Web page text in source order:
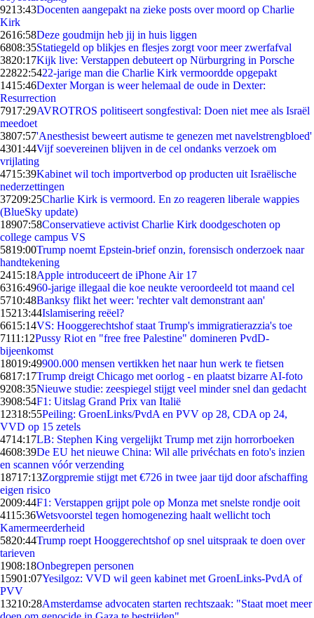
9213:43Docenten aangepakt na zieke posts over moord op Charlie
Kirk
2616:58Deze goudmijn heb jij in huis liggen
6808:35Statiegeld op blikjes en flesjes zorgt voor meer zwerfafval
3820:17Kijk live: Verstappen debuteert op Nürburgring in Porsche
22822:5422-jarige man die Charlie Kirk vermoordde opgepakt
1415:46Dexter Morgan is weer helemaal de oude in Dexter:
Resurrection
7917:29AVROTROS politiseert songfestival: Doen niet mee als Israël
meedoet
3807:57'Anesthesist beweert autisme te genezen met navelstrengbloed'
4301:44Vijf soevereinen blijven in de cel ondanks verzoek om
vrijlating
4715:39Kabinet wil toch importverbod op producten uit Israëlische
nederzettingen
37209:25Charlie Kirk is vermoord. En zo reageren liberale wappies
(BlueSky update)
18907:58Conservatieve activist Charlie Kirk doodgeschoten op
college campus VS
5819:00Trump noemt Epstein-brief onzin, forensisch onderzoek naar
handtekening
2415:18Apple introduceert de iPhone Air 17
6316:4960-jarige illegaal die koe neukte veroordeeld tot maand cel
5710:48Banksy flikt het weer: 'rechter valt demonstrant aan'
15213:44Islamisering reëel?
6615:14VS: Hooggerechtshof staat Trump's immigratierazzia's toe
7111:12Pussy Riot en "free free Palestine" domineren PvdD-
bijeenkomst
18019:49900.000 mensen vertikken het naar hun werk te fietsen
6817:17Trump dreigt Chicago met oorlog - en plaatst bizarre AI-foto
9208:35Nieuwe studie: zeespiegel stijgt veel minder snel dan gedacht
3908:54F1: Uitslag Grand Prix van Italië
12318:55Peiling: GroenLinks/PvdA en PVV op 28, CDA op 24,
VVD op 15 zetels
4714:17LB: Stephen King vergelijkt Trump met zijn horrorboeken
4608:39De EU het nieuwe China: Wil alle privéchats en foto's inzien
en scannen vóór verzending
18717:13Zorgpremie stijgt met €726 in twee jaar tijd door afschaffing
eigen risico
2009:44F1: Verstappen grijpt pole op Monza met snelste rondje ooit
4115:36Wetsvoorstel tegen homogenezing haalt wellicht toch
Kamermeerderheid
5820:44Trump roept Hooggerechtshof op snel uitspraak te doen over
tarieven
1908:18Onbegrepen personen
15901:07Yesilgoz: VVD wil geen kabinet met GroenLinks-PvdA of
PVV
13210:28Amsterdamse advocaten starten rechtszaak: "Staat moet meer